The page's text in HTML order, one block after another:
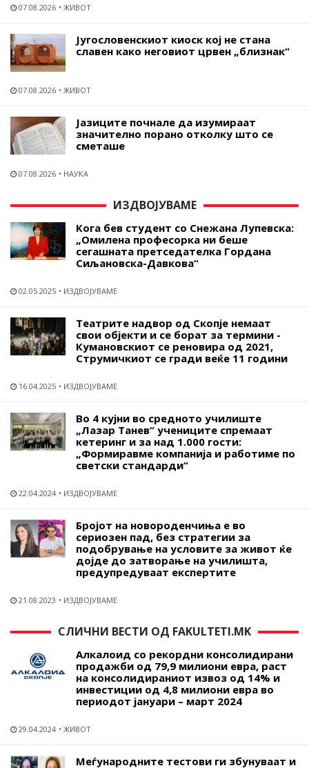
07.08.2026 ЖИВОТ
Југословенскиот киоск кој не стана
славен како неговиот црвен „близнак“
07.08.2026 ЖИВОТ
Јазиците почнале да изумираат
значително порано отколку што се
сметаше
07.08.2026 НАУКА
ИЗДВОЈУВАМЕ
Кога бев студент со Снежана Лупевска:
„Омилена професорка ни беше
сегашната претседателка Гордана
Сиљановска-Давкова“
02.05.2025 ИЗДВОЈУВАМЕ
Театрите надвор од Скопје немаат
свои објекти и се борат за термини -
Кумановскиот се реновира од 2021,
Струмичкиот се гради веќе 11 години
16.04.2025 ИЗДВОЈУВАМЕ
Во 4 кујни во средното училиште
„Лазар Танев“ учениците спремаат
кетеринг и за над 1.000 гости:
„Формиравме компанија и работиме по
светски стандарди“
22.04.2024 ИЗДВОЈУВАМЕ
Бројот на новороденчиња е во
сериозен пад, без стратегии за
подобрување на условите за живот ќе
дојде до затворање на училишта,
предупредуваат експертите
21.08.2023 ИЗДВОЈУВАМЕ
СЛИЧНИ ВЕСТИ ОД FAKULTETI.MK
Алкалоид со рекордни консолидирани
продажби од 79,9 милиони евра, раст
на консолидираниот извоз од 14% и
инвестиции од 4,8 милиони евра во
периодот јануари – март 2024
29.04.2024 ЖИВОТ
Меѓународните тестови ги збунуваат и